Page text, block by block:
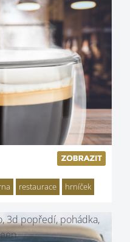
restaurace hrníček